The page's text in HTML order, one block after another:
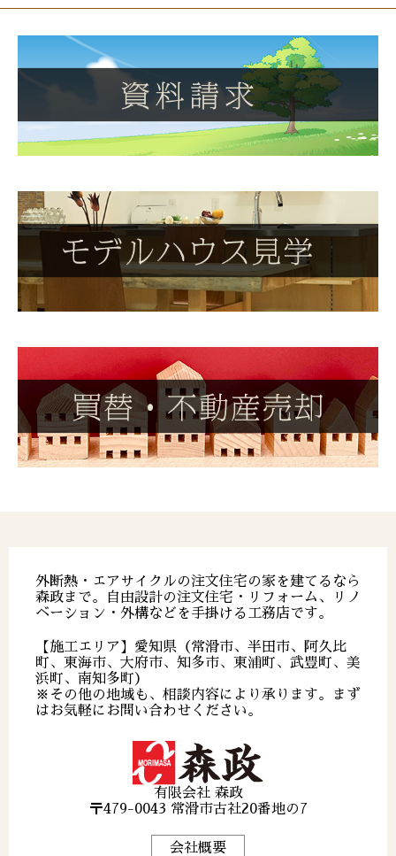
外断熱・エアサイクルの注文住宅の家を建てるなら
森政まで。自由設計の注文住宅・リフォーム、リノ
ベーション・外構などを手掛ける工務店です。
【施工エリア】愛知県（常滑市、半田市、阿久比
町、東海市、大府市、知多市、東浦町、武豊町、美
浜町、南知多町）
※その他の地域も、相談内容により承ります。まず
はお気軽にお問い合わせください。
有限会社 森政
〒479-0043 常滑市古社20番地の7
会社概要